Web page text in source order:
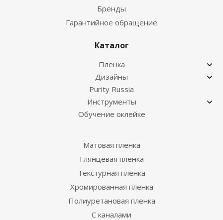
Бренды
Гарантийное обращение
Каталог
Пленка
Дизайны
Purity Russia
Инструменты
Обучение оклейке
Матовая пленка
Глянцевая пленка
Текстурная пленка
Хромированная пленка
Полиуретановая пленка
С каналами